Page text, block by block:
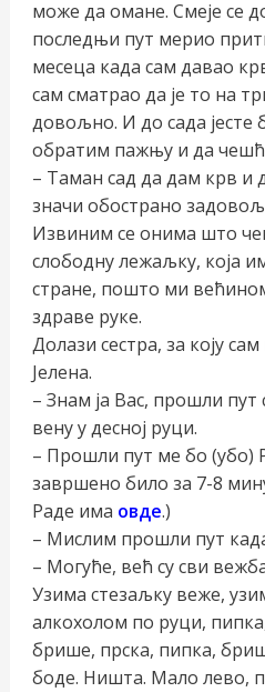
може да омане. Смеје се
последњи пут мерио
месеца када сам давао
сам сматрао да је то на
довољно. И до сада јесте
обратим пажњу и да
– Таман сад да дам крв и
значи обострано
Извиним се онима што
слободну лежаљку, која
стране, пошто ми
здраве руке.
Долази сестра, за коју
Јелена.
– Знам ја Вас, прошли пут
вену у десној руци.
– Прошли пут ме бо (убо)
завршено било за 7-8
Раде има овде.)
– Мислим прошли пут
– Могуће, већ су сви
Узима стезаљку веже,
алкохолом по руци,
брише, прска, пипка,
боде. Ништа. Мало лево,